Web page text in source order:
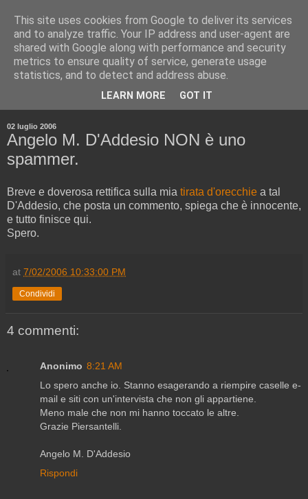
02 luglio 2006
Angelo M. D'Addesio NON è uno
spammer.
Breve e doverosa rettifica sulla mia tirata d'orecchie a tal
D'Addesio, che posta un commento, spiega che è innocente,
e tutto finisce qui.
Spero.
at 7/02/2006 10:33:00 PM
Condividi
4 commenti:
Anonimo 8:21 AM
Lo spero anche io. Stanno esagerando a riempire caselle e-
mail e siti con un'intervista che non gli appartiene.
Meno male che non mi hanno toccato le altre.
Grazie Piersantelli.
Angelo M. D'Addesio
Rispondi
This site uses cookies from Google to deliver its services
and to analyze traffic. Your IP address and user-agent are
shared with Google along with performance and security
metrics to ensure quality of service, generate usage
statistics, and to detect and address abuse.
LEARN MORE GOT IT